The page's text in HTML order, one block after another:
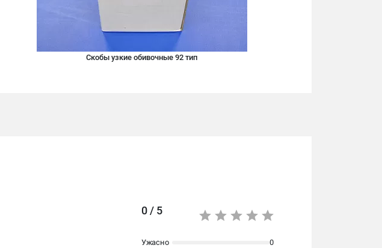
Скобы узкие обивочные 92 тип
0 / 5
Ужасно
0